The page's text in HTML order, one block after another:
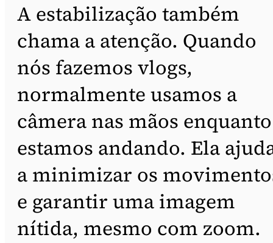
A estabilização também
chama a atenção. Quando
nós fazemos vlogs,
normalmente usamos a
câmera nas mãos enquanto
estamos andando. Ela
a minimizar os
e garantir uma imagem
nítida, mesmo com zoom.